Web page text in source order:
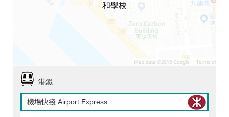
和學校
港鐵
機場快綫 Airport Express